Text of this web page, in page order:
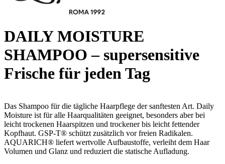
DAILY MOISTURE
SHAMPOO – supersensitive
Frische für jeden Tag
Das Shampoo für die tägliche Haarpflege der sanftesten Art. Daily
Moisture ist für alle Haarqualitäten geeignet, besonders aber bei
leicht trockenen Haarspitzen und trockener bis leicht fettender
Kopfhaut. GSP-T® schützt zusätzlich vor freien Radikalen.
AQUARICH® liefert wertvolle Aufbaustoffe, verleiht dem Haar
Volumen und Glanz und reduziert die statische Aufladung.